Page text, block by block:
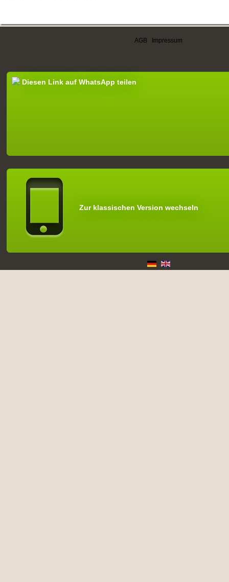
AGB Impressum
Diesen Link auf WhatsApp teilen
Zur klassischen Version wechseln